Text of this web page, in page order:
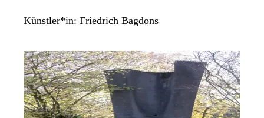
Künstler*in: Friedrich Bagdons